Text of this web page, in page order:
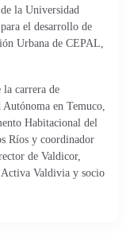
la Universidad
el desarrollo de
Urbana de CEPAL,
carrera de
en Temuco,
Habitacional del
Ríos y coordinador
de Valdicor,
Valdivia y socio